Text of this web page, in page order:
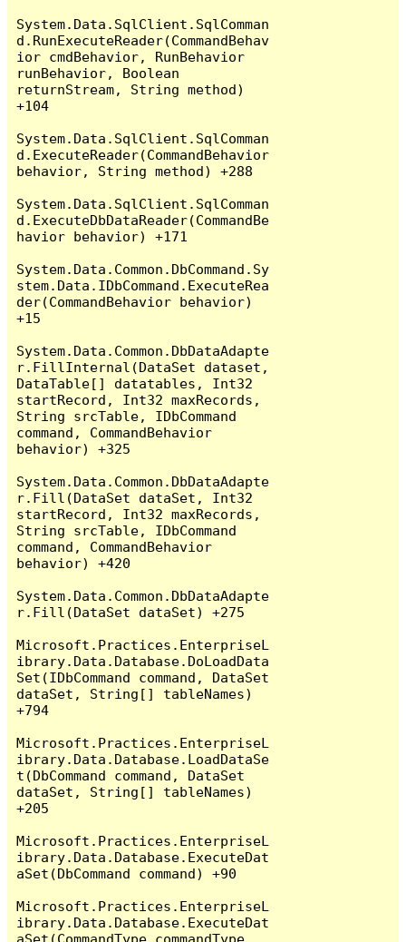
System.Data.SqlClient.SqlComman
d.RunExecuteReader(CommandBehav
ior cmdBehavior, RunBehavior
runBehavior, Boolean
returnStream, String method)
+104
System.Data.SqlClient.SqlComman
d.ExecuteReader(CommandBehavior
behavior, String method) +288
System.Data.SqlClient.SqlComman
d.ExecuteDbDataReader(CommandBe
havior behavior) +171
System.Data.Common.DbCommand.Sy
stem.Data.IDbCommand.ExecuteRea
der(CommandBehavior behavior)
+15
System.Data.Common.DbDataAdapte
r.FillInternal(DataSet dataset,
DataTable[] datatables, Int32
startRecord, Int32 maxRecords,
String srcTable, IDbCommand
command, CommandBehavior
behavior) +325
System.Data.Common.DbDataAdapte
r.Fill(DataSet dataSet, Int32
startRecord, Int32 maxRecords,
String srcTable, IDbCommand
command, CommandBehavior
behavior) +420
System.Data.Common.DbDataAdapte
r.Fill(DataSet dataSet) +275
Microsoft.Practices.EnterpriseL
ibrary.Data.Database.DoLoadData
Set(IDbCommand command, DataSet
dataSet, String[] tableNames)
+794
Microsoft.Practices.EnterpriseL
ibrary.Data.Database.LoadDataSe
t(DbCommand command, DataSet
dataSet, String[] tableNames)
+205
Microsoft.Practices.EnterpriseL
ibrary.Data.Database.ExecuteDat
aSet(DbCommand command) +90
Microsoft.Practices.EnterpriseL
ibrary.Data.Database.ExecuteDat
aSet(CommandType commandType,